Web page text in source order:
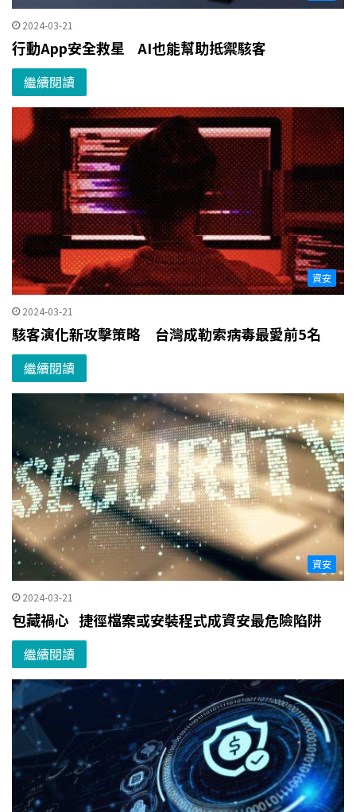
2024-03-21
行動App安全救星 AI也能幫助抵禦駭客
繼續閱讀
資安
2024-03-21
駭客演化新攻擊策略 台灣成勒索病毒最愛前5名
繼續閱讀
資安
2024-03-21
包藏禍心 捷徑檔案或安裝程式成資安最危險陷阱
繼續閱讀